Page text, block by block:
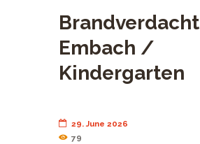
Brandverdacht
Embach /
Kindergarten
29. June 2026
79